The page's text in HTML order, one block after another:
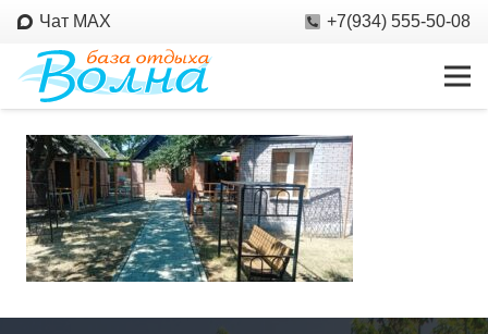
Чат MAX +7(934) 555-50-08